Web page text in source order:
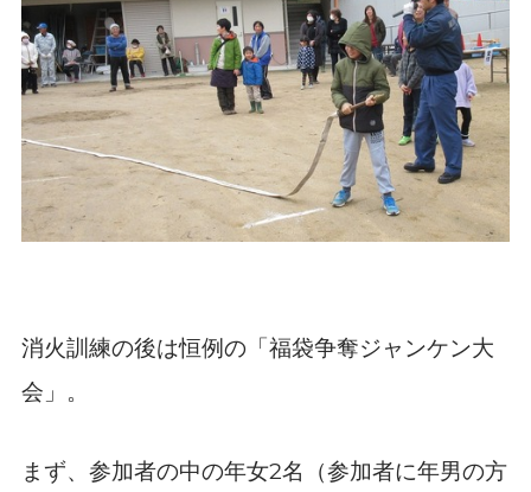
消火訓練の後は恒例の「福袋争奪ジャンケン大
会」。
まず、参加者の中の年女2名（参加者に年男の方